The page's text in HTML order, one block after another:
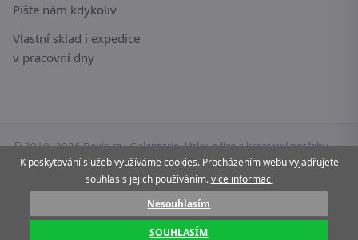
Píšte nám kdykoliv
Vlastní sklad i expedice
v pracovní dny
© 2010–2026 Bexis.cz · Galanterie, látky, příze a kreativní potřeby
pro vaše tvoření.
Stránky používají cookies.Více informací
Mastercard
K poskytování služeb využíváme cookies. Procházením webu vyjadřujete
souhlas s jejich používáním.více informací
Nesouhlasím
SOUHLASÍM